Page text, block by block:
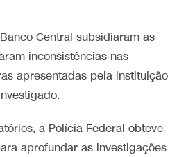
Central subsidiaram as
inconsistências nas
apresentadas pela instituição
a Polícia Federal obteve
aprofundar as investigações